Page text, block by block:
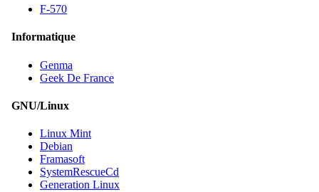
F-570
Informatique
Genma
Geek De France
GNU/Linux
Linux Mint
Debian
Framasoft
SystemRescueCd
Generation Linux